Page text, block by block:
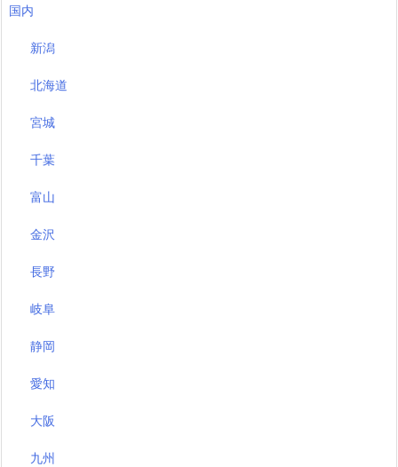
国内
新潟
北海道
宮城
千葉
富山
金沢
長野
岐阜
静岡
愛知
大阪
九州